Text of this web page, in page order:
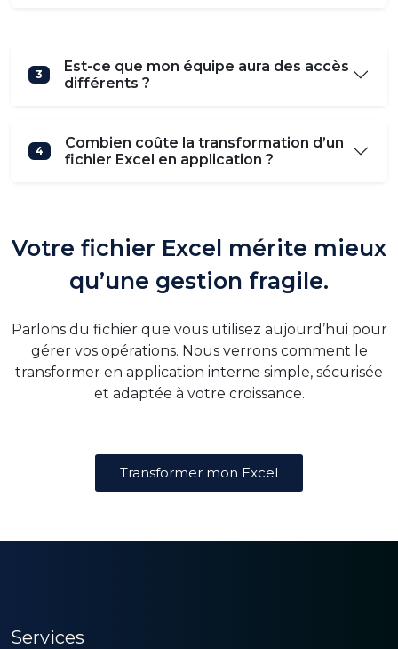
3
Est-ce que mon équipe aura des accès
différents ?
4
Combien coûte la transformation d’un
fichier Excel en application ?
Votre fichier Excel mérite mieux
qu’une gestion fragile.
Parlons du fichier que vous utilisez aujourd’hui pour
gérer vos opérations. Nous verrons comment le
transformer en application interne simple, sécurisée
et adaptée à votre croissance.
Transformer mon Excel
Services